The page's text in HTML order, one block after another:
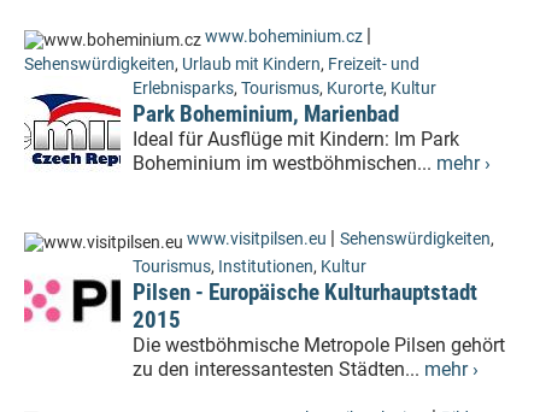
www.boheminium.cz |
Sehenswürdigkeiten, Urlaub mit Kindern, Freizeit- und
Erlebnisparks, Tourismus, Kurorte, Kultur
Park Boheminium, Marienbad
Ideal für Ausflüge mit Kindern: Im Park
Boheminium im westböhmischen... mehr ›
www.visitpilsen.eu | Sehenswürdigkeiten,
Tourismus, Institutionen, Kultur
Pilsen - Europäische Kulturhauptstadt
2015
Die westböhmische Metropole Pilsen gehört
zu den interessantesten Städten... mehr ›